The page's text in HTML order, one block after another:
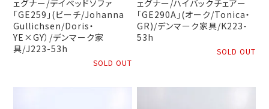
ェグナー/デイベッドソファ
「GE259」(ビーチ/Johanna
Gullichsen/Doris・
YE×GY）/デンマーク家
具/J223-53h
SOLD OUT
ェグナー/ハイバックチェアー
「GE290A」(オーク/Tonica・
GR)/デンマーク家具/K223-
53h
SOLD OUT